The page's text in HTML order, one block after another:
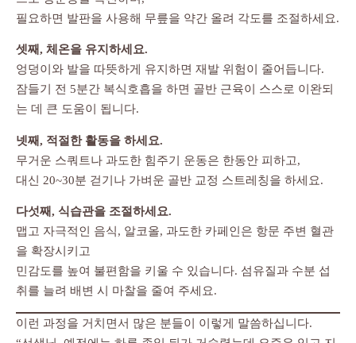
필요하면 발판을 사용해 무릎을 약간 올려 각도를 조절하세요.
셋째, 체온을 유지하세요.
엉덩이와 발을 따뜻하게 유지하면 재발 위험이 줄어듭니다.
잠들기 전 5분간 복식호흡을 하면 골반 근육이 스스로 이완되
는 데 큰 도움이 됩니다.
넷째, 적절한 활동을 하세요.
무거운 스쿼트나 과도한 힘주기 운동은 한동안 피하고,
대신 20~30분 걷기나 가벼운 골반 교정 스트레칭을 하세요.
다섯째, 식습관을 조절하세요.
맵고 자극적인 음식, 알코올, 과도한 카페인은 항문 주변 혈관
을 확장시키고
민감도를 높여 불편함을 키울 수 있습니다. 섬유질과 수분 섭
취를 늘려 배변 시 마찰을 줄여 주세요.
이런 과정을 거치면서 많은 분들이 이렇게 말씀하십니다.